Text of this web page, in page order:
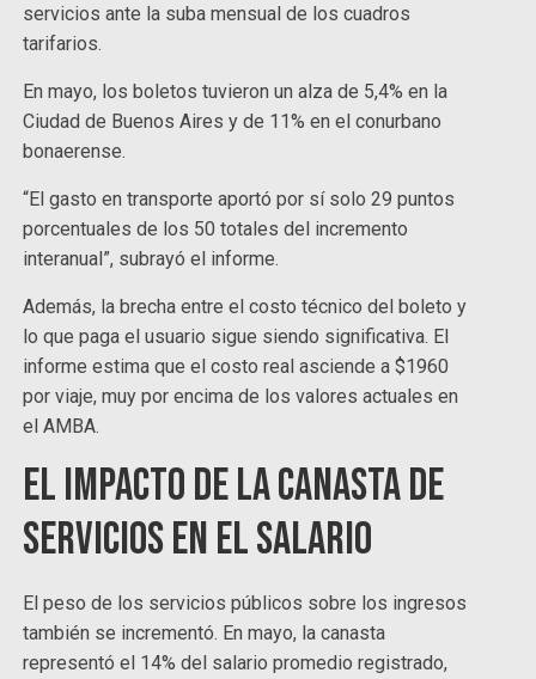
servicios ante la suba mensual de los cuadros
tarifarios.
En mayo, los boletos tuvieron un alza de 5,4% en la
Ciudad de Buenos Aires y de 11% en el conurbano
bonaerense.
“El gasto en transporte aportó por sí solo 29 puntos
porcentuales de los 50 totales del incremento
interanual”, subrayó el informe.
Además, la brecha entre el costo técnico del boleto y
lo que paga el usuario sigue siendo significativa. El
informe estima que el costo real asciende a $1960
por viaje, muy por encima de los valores actuales en
el AMBA.
El impacto de la canasta de
servicios en el salario
El peso de los servicios públicos sobre los ingresos
también se incrementó. En mayo, la canasta
representó el 14% del salario promedio registrado,